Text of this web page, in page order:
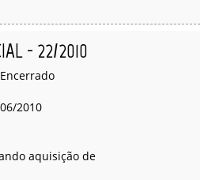
- 22/2010
Encerrado
2010
aquisição de